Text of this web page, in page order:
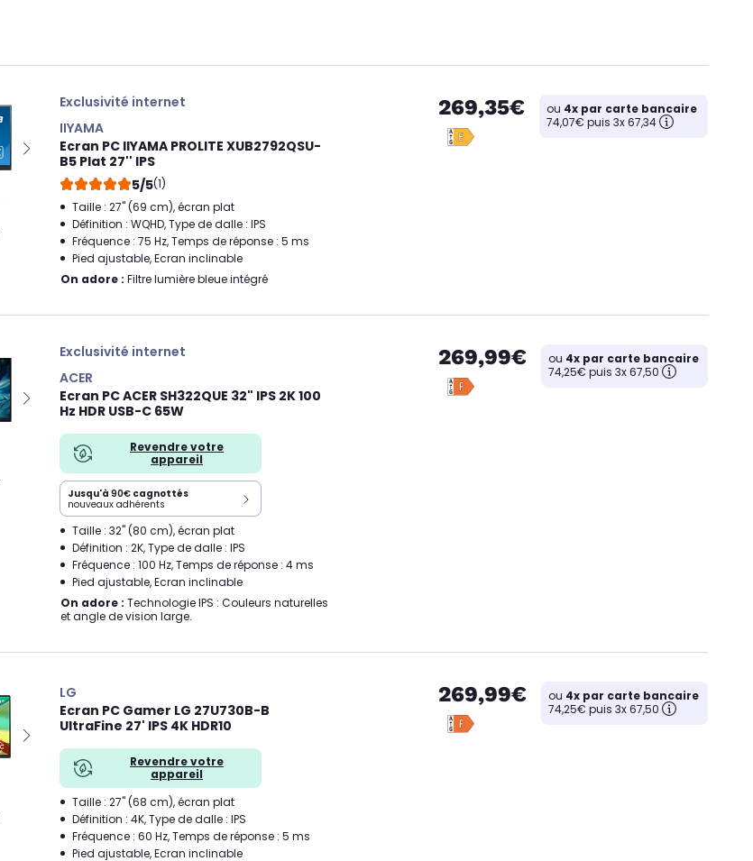
Exclusivité internet
IIYAMA
Ecran PC IIYAMA PROLITE XUB2792QSU-
B5 Plat 27'' IPS
5/5(1)
Taille : 27" (69 cm), écran plat
Définition : WQHD, Type de dalle : IPS
Fréquence : 75 Hz, Temps de réponse : 5 ms
Pied ajustable, Ecran inclinable
On adore : Filtre lumière bleue intégré
269,35€ ou 4x par carte bancaire
74,07€ puis 3x 67,34
Exclusivité internet
ACER
Ecran PC ACER SH322QUE 32" IPS 2K 100
Hz HDR USB-C 65W
Revendre votre
appareil
Jusqu'à 90€ cagnottés
nouveaux adhérents
Taille : 32" (80 cm), écran plat
Définition : 2K, Type de dalle : IPS
Fréquence : 100 Hz, Temps de réponse : 4 ms
Pied ajustable, Ecran inclinable
On adore : Technologie IPS : Couleurs naturelles
et angle de vision large.
269,99€ ou 4x par carte bancaire
74,25€ puis 3x 67,50
LG
Ecran PC Gamer LG 27U730B-B
UltraFine 27' IPS 4K HDR10
Revendre votre
appareil
Taille : 27" (68 cm), écran plat
Définition : 4K, Type de dalle : IPS
Fréquence : 60 Hz, Temps de réponse : 5 ms
Pied ajustable, Ecran inclinable
269,99€ ou 4x par carte bancaire
74,25€ puis 3x 67,50